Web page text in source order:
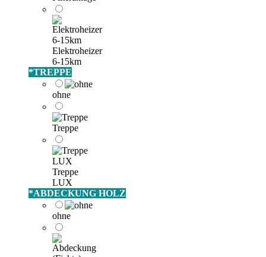
Elektroheizer
6-15km
*TREPPE
ohne
Treppe
Treppe
LUX
*ABDECKUNG HOLZ
ohne